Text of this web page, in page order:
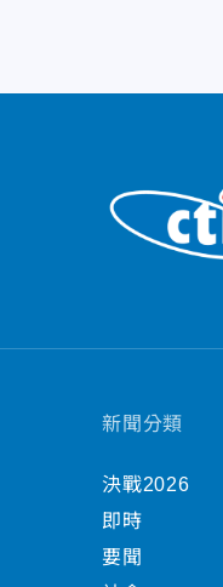
新聞分類
決戰2026
即時
要聞